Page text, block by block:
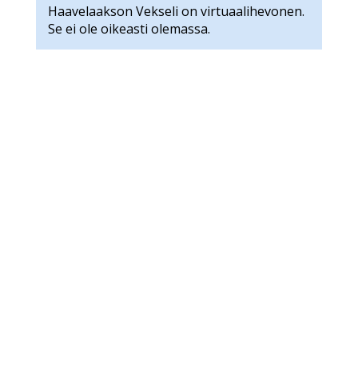
Haavelaakson Vekseli on virtuaalihevonen.
Se ei ole oikeasti olemassa.